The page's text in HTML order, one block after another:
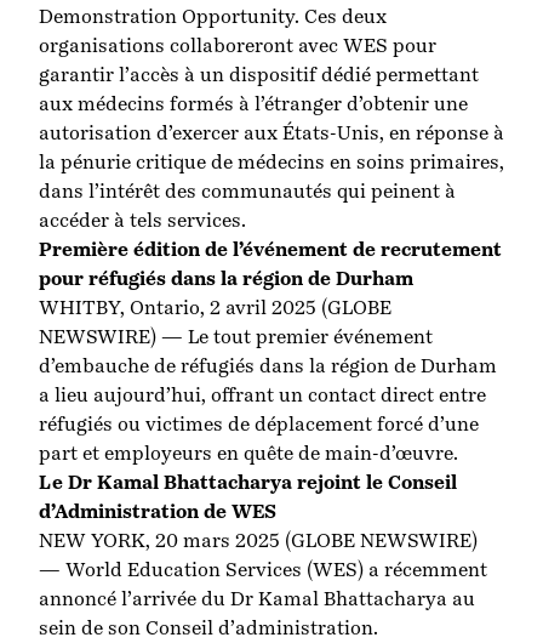
Demonstration Opportunity. Ces deux
organisations collaboreront avec WES pour
garantir l’accès à un dispositif dédié permettant
aux médecins formés à l’étranger d’obtenir une
autorisation d’exercer aux États-Unis, en réponse à
la pénurie critique de médecins en soins primaires,
dans l’intérêt des communautés qui peinent à
accéder à tels services.
Première édition de l’événement de recrutement
pour réfugiés dans la région de Durham
WHITBY, Ontario, 2 avril 2025 (GLOBE
NEWSWIRE) — Le tout premier événement
d’embauche de réfugiés dans la région de Durham
a lieu aujourd’hui, offrant un contact direct entre
réfugiés ou victimes de déplacement forcé d’une
part et employeurs en quête de main-d’œuvre.
Le Dr Kamal Bhattacharya rejoint le Conseil
d’Administration de WES
NEW YORK, 20 mars 2025 (GLOBE NEWSWIRE)
— World Education Services (WES) a récemment
annoncé l’arrivée du Dr Kamal Bhattacharya au
sein de son Conseil d’administration.